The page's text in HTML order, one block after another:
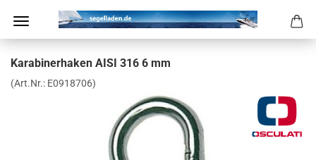
Ka­ra­bi­ner­ha­ken AISI 316 6 mm
(Art.Nr.: E0918706)